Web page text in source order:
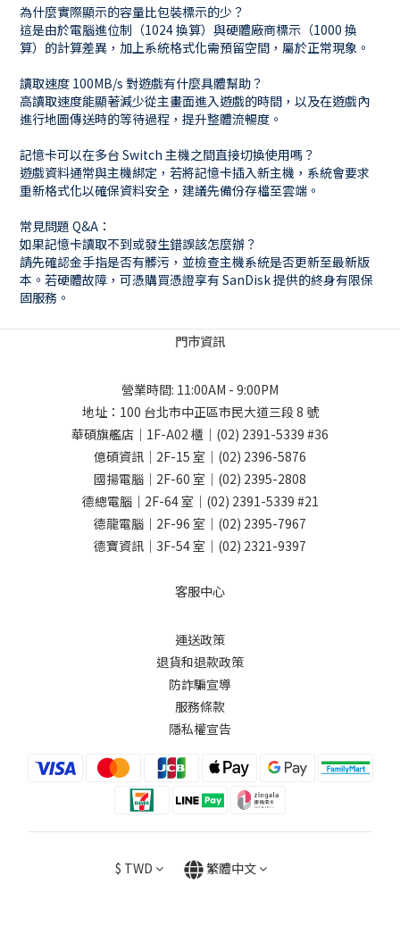
為什麼實際顯示的容量比包裝標示的少？
這是由於電腦進位制（1024 換算）與硬體廠商標示（1000 換
算）的計算差異，加上系統格式化需預留空間，屬於正常現象。
讀取速度 100MB/s 對遊戲有什麼具體幫助？
高讀取速度能顯著減少從主畫面進入遊戲的時間，以及在遊戲內
進行地圖傳送時的等待過程，提升整體流暢度。
記憶卡可以在多台 Switch 主機之間直接切換使用嗎？
遊戲資料通常與主機綁定，若將記憶卡插入新主機，系統會要求
重新格式化以確保資料安全，建議先備份存檔至雲端。
常見問題 Q&A：
如果記憶卡讀取不到或發生錯誤該怎麼辦？
請先確認金手指是否有髒污，並檢查主機系統是否更新至最新版
本。若硬體故障，可憑購買憑證享有 SanDisk 提供的終身有限保
固服務。
門市資訊
營業時間: 11:00AM - 9:00PM
地址： 100 台北市中正區市民大道三段 8 號
華碩旗艦店｜1F-A02 櫃｜ (02) 2391-5339 #36
億碩資訊｜2F-15 室｜ (02) 2396-5876
國揚電腦｜2F-60 室｜ (02) 2395-2808
德總電腦｜2F-64 室｜ (02) 2391-5339 #21
德龍電腦｜2F-96 室｜ (02) 2395-7967
德寶資訊｜3F-54 室｜ (02) 2321-9397
客服中心
運送政策
退貨和退款政策
防詐騙宣導
服務條款
隱私權宣告
$ TWD 繁體中文